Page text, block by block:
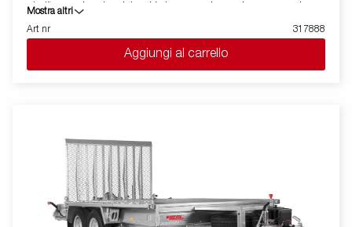
piedi), con doppio telaio a V che garantisce robustezza ed
ottima stabilità durante il traino. La sua dotazione standard
prevede due slitte speciali posteriori ribaltabili e rulli laterali ad
alta resistenza di qualità superiore. Il telaio del rimorchio è
totalmente zincato a caldo, per garantire una durevole
regolabile su vari gradi di libertà, garantendo estrema flessibilità
durante il posizionamento ed l'alloggiamento dell'imbarcazione.
La barra luci posteriore è facilmente amovibile, in modo da
facilitare il varo e l'alaggio dell'imbarcazione trasportata. Le
immagini sono solo a scopo illustrativo e possono mostrare
accessori opzionali.
Mostra altri
Art nr
317888
Aggiungi al carrello